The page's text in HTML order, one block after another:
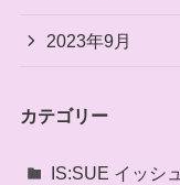
2023年9月
カテゴリー
IS:SUE イッシュ